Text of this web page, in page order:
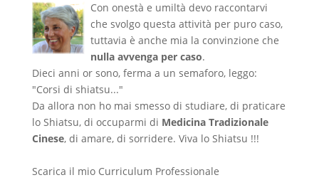
Con onestà e umiltà devo raccontarvi
che svolgo questa attività per puro caso,
tuttavia è anche mia la convinzione che
nulla avvenga per caso.
Dieci anni or sono, ferma a un semaforo, leggo:
"Corsi di shiatsu..."
Da allora non ho mai smesso di studiare, di praticare
lo Shiatsu, di occuparmi di Medicina Tradizionale
Cinese, di amare, di sorridere. Viva lo Shiatsu !!!
Scarica il mio Curriculum Professionale